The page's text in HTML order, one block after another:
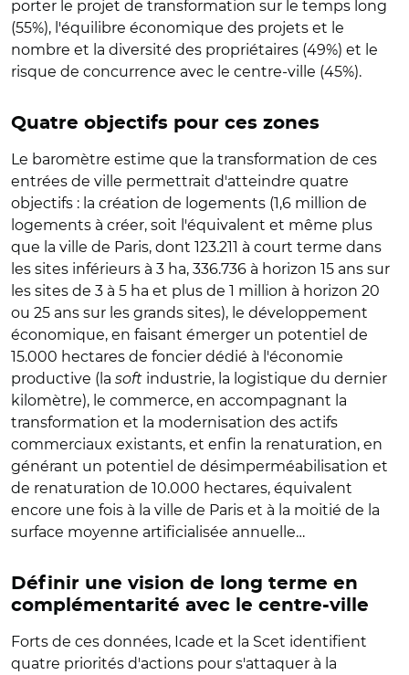
porter le projet de transformation sur le temps long
(55%), l'équilibre économique des projets et le
nombre et la diversité des propriétaires (49%) et le
risque de concurrence avec le centre-ville (45%).
Quatre objectifs pour ces zones
Le baromètre estime que la transformation de ces
entrées de ville permettrait d'atteindre quatre
objectifs : la création de logements (1,6 million de
logements à créer, soit l'équivalent et même plus
que la ville de Paris, dont 123.211 à court terme dans
les sites inférieurs à 3 ha, 336.736 à horizon 15 ans sur
les sites de 3 à 5 ha et plus de 1 million à horizon 20
ou 25 ans sur les grands sites), le développement
économique, en faisant émerger un potentiel de
15.000 hectares de foncier dédié à l'économie
productive (la soft industrie, la logistique du dernier
kilomètre), le commerce, en accompagnant la
transformation et la modernisation des actifs
commerciaux existants, et enfin la renaturation, en
générant un potentiel de désimperméabilisation et
de renaturation de 10.000 hectares, équivalent
encore une fois à la ville de Paris et à la moitié de la
surface moyenne artificialisée annuelle…
Définir une vision de long terme en
complémentarité avec le centre-ville
Forts de ces données, Icade et la Scet identifient
quatre priorités d'actions pour s'attaquer à la